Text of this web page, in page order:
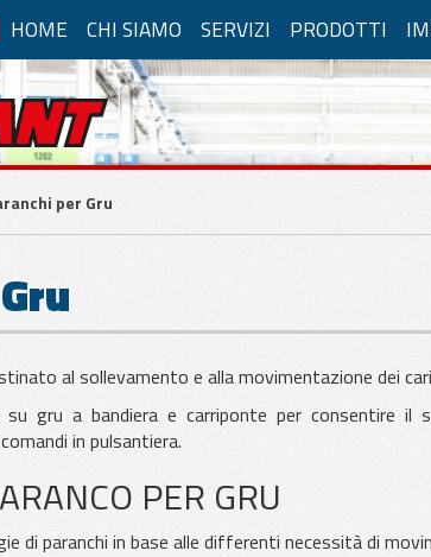
HOME CHI SIAMO SERVIZI PRODOTTI
IMPIANTI DI
Gru a Portale
Impianti sospesi
per Gru
al sollevamento e alla movimentazione dei
gru a bandiera e carriponte per consentire il
in pulsantiera.
PER GRU
di paranchi in base alle differenti necessità di